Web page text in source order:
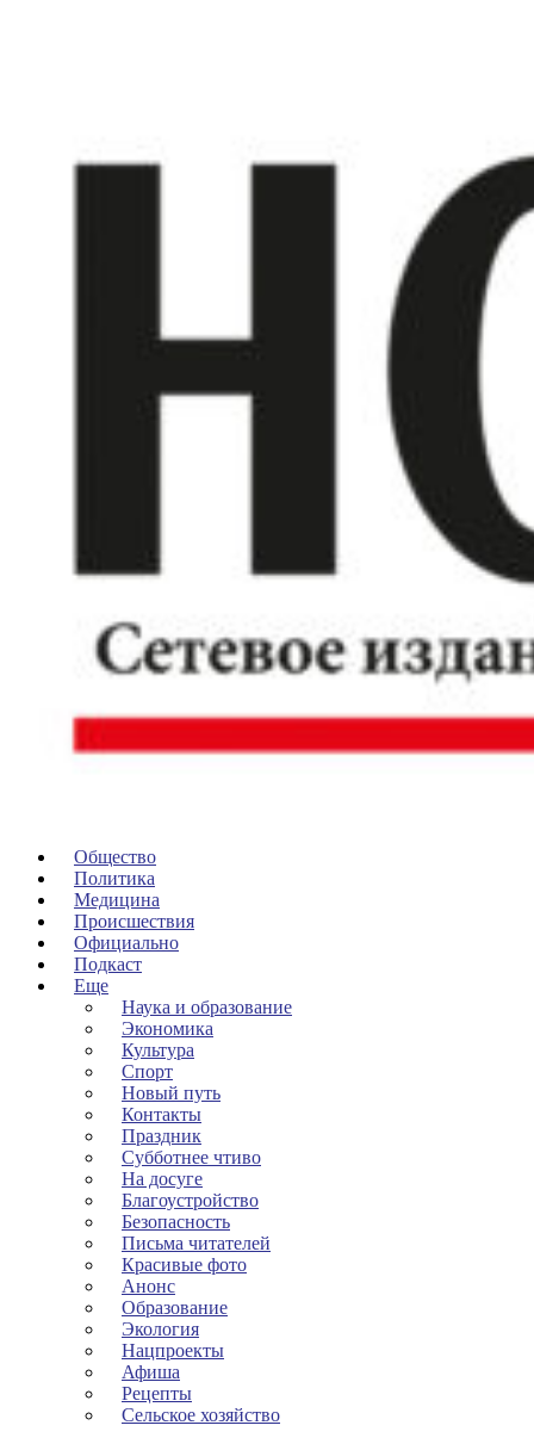
Общество
Политика
Медицина
Происшествия
Официально
Подкаст
Еще
Наука и образование
Экономика
Культура
Спорт
Новый путь
Контакты
Праздник
Субботнее чтиво
На досуге
Благоустройство
Безопасность
Письма читателей
Красивые фото
Анонс
Образование
Экология
Нацпроекты
Афиша
Рецепты
Сельское хозяйство